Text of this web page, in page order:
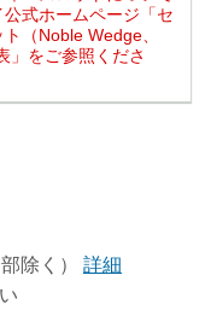
式ホームページ「セ
（Noble Wedge、
」をご参照くださ
除く）
詳細